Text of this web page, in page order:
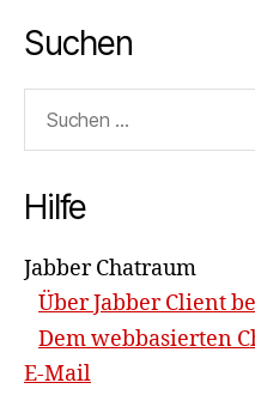
Suchen
nach:
Hilfe
Jabber Chatraum
Über Jabber Client
Dem webbasierten
E-Mail